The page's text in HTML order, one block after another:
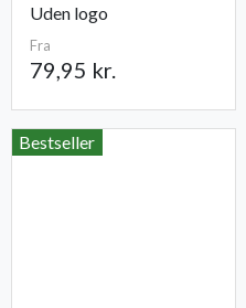
Uden logo
Fra
79,95 kr.
Bestseller